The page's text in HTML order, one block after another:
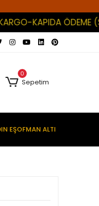
ÖDEME
0
Sepetim
EŞOFMAN ALTI